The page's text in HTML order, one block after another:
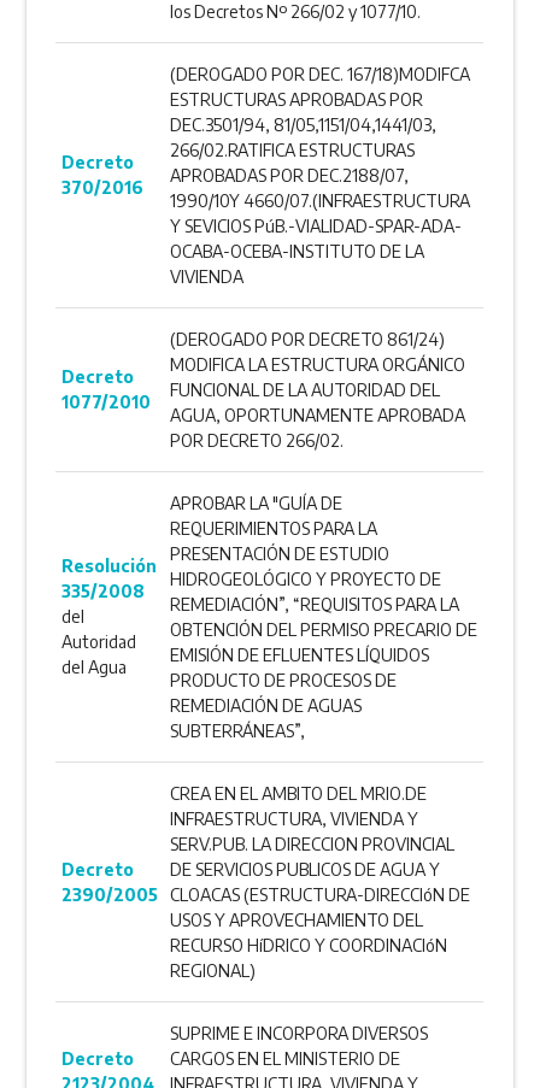
los Decretos Nº 266/02 y 1077/10.
Decreto
370/2016
(DEROGADO POR DEC. 167/18)MODIFCA
ESTRUCTURAS APROBADAS POR
DEC.3501/94, 81/05,1151/04,1441/03,
266/02.RATIFICA ESTRUCTURAS
APROBADAS POR DEC.2188/07,
1990/10Y 4660/07.(INFRAESTRUCTURA
Y SEVICIOS PúB.-VIALIDAD-SPAR-ADA-
OCABA-OCEBA-INSTITUTO DE LA
VIVIENDA
Decreto
1077/2010
(DEROGADO POR DECRETO 861/24)
MODIFICA LA ESTRUCTURA ORGÁNICO
FUNCIONAL DE LA AUTORIDAD DEL
AGUA, OPORTUNAMENTE APROBADA
POR DECRETO 266/02.
Resolución
335/2008
del
Autoridad
del Agua
APROBAR LA "GUÍA DE
REQUERIMIENTOS PARA LA
PRESENTACIÓN DE ESTUDIO
HIDROGEOLÓGICO Y PROYECTO DE
REMEDIACIÓN”, “REQUISITOS PARA LA
OBTENCIÓN DEL PERMISO PRECARIO DE
EMISIÓN DE EFLUENTES LÍQUIDOS
PRODUCTO DE PROCESOS DE
REMEDIACIÓN DE AGUAS
SUBTERRÁNEAS”,
Decreto
2390/2005
CREA EN EL AMBITO DEL MRIO.DE
INFRAESTRUCTURA, VIVIENDA Y
SERV.PUB. LA DIRECCION PROVINCIAL
DE SERVICIOS PUBLICOS DE AGUA Y
CLOACAS (ESTRUCTURA-DIRECCIóN DE
USOS Y APROVECHAMIENTO DEL
RECURSO HíDRICO Y COORDINACIóN
REGIONAL)
Decreto
SUPRIME E INCORPORA DIVERSOS
CARGOS EN EL MINISTERIO DE